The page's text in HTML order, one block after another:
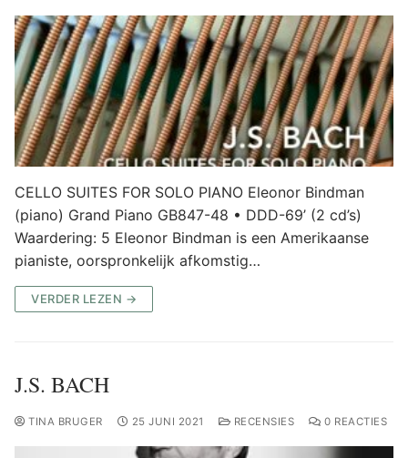
CELLO SUITES FOR SOLO PIANO Eleonor Bindman
(piano) Grand Piano GB847-48 • DDD-69’ (2 cd’s)
Waardering: 5 Eleonor Bindman is een Amerikaanse
pianiste, oorspronkelijk afkomstig…
VERDER LEZEN →
J.S. BACH
TINA BRUGER 25 JUNI 2021 RECENSIES 0 REACTIES